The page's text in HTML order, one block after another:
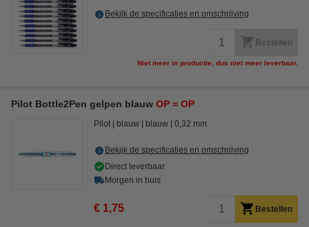
Bekijk de specificaties en omschrijving
Bestellen
Niet meer in productie, dus niet meer leverbaar.
Pilot Bottle2Pen gelpen blauw OP = OP
Pilot blauw blauw 0,32 mm
Bekijk de specificaties en omschrijving
Direct leverbaar
Morgen in huis
€ 1,75 Bestellen